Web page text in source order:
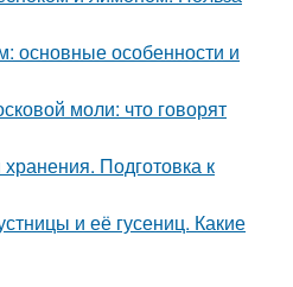
основные особенности и
моли: что говорят
Подготовка к
и её гусениц. Какие